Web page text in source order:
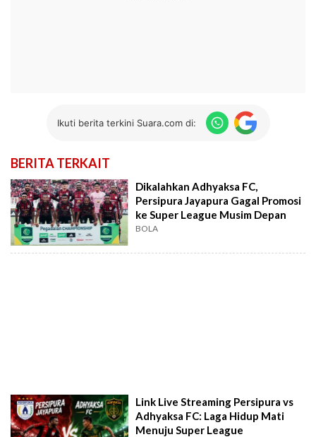
Ikuti berita terkini Suara.com di:
BERITA TERKAIT
Dikalahkan Adhyaksa FC,
Persipura Jayapura Gagal Promosi
ke Super League Musim Depan
BOLA
Link Live Streaming Persipura vs
Adhyaksa FC: Laga Hidup Mati
Menuju Super League